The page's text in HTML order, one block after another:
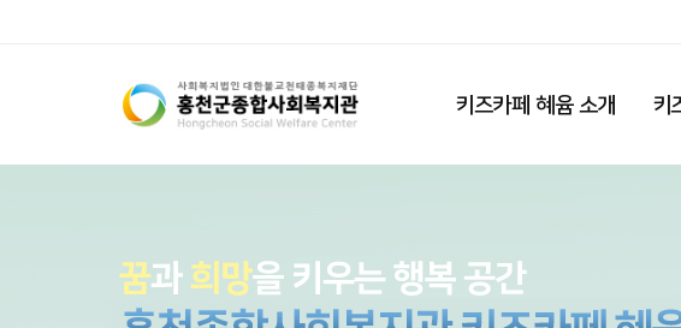
키즈카페 혜윰 소개 키